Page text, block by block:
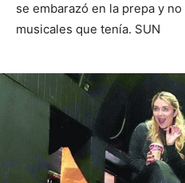
se embarazó en la prepa y
musicales que tenía. SUN